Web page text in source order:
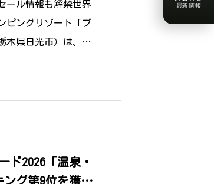
ール情報も解禁世界
ピングリゾート「ブ
木県日光市）は、春
ド2026「温泉・
ング第9位を獲
最新情報